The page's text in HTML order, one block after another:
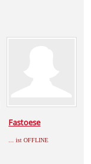
Fastoese
... ist OFFLINE